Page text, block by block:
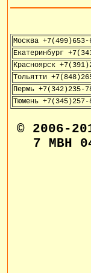
Москва +7(499)653-
Екатеринбург
Красноярск
Тольятти
Пермь +7(342)235-
Тюмень +7(345)257-
© 2006-
7 МВН